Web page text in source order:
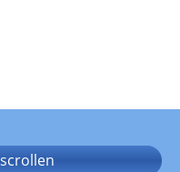
scrollen